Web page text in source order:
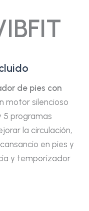
de pies con
motor silencioso
5 programas
la circulación,
en pies y
y temporizador